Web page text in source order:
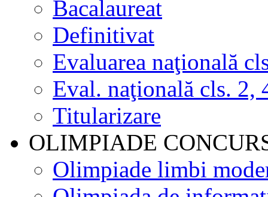
Bacalaureat
Definitivat
Evaluarea naţională
Eval. naţională cls. 2,
Titularizare
OLIMPIADE
Olimpiade limbi